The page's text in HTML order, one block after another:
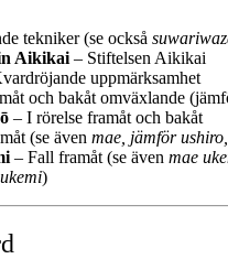
tekniker (se också
Aikikai – Stiftelsen Aikikai
uppmärksamhet
och bakåt omväxlande
– I rörelse framåt och bakåt
(se även mae, jämför
– Fall framåt (se även mae
)